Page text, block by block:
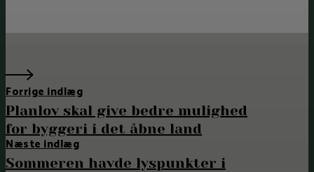
Forrige indlæg
Planlov skal give bedre mulighed
for byggeri i det åbne land
Næste indlæg
Sommeren havde lyspunkter i